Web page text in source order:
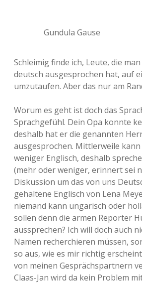
Gundula Gause
Schleimig finde ich, Leute, die
deutsch ausgesprochen hat, auf
umzutaufen. Aber das nur am
Worum es geht ist doch das
Sprachgefühl. Dein Opa konnte
deshalb hat er die genannten
ausgesprochen. Mittlerweile
weniger Englisch, deshalb
(mehr oder weniger, erinnert sei
Diskussion um das von uns
gehaltene Englisch von Lena
niemand kann ungarisch oder
sollen denn die armen Reporter
aussprechen? Ich will doch auch
Namen recherchieren müssen,
so aus, wie es mir richtig
von meinen Gesprächspartnern
Claas-Jan wird da kein Problem